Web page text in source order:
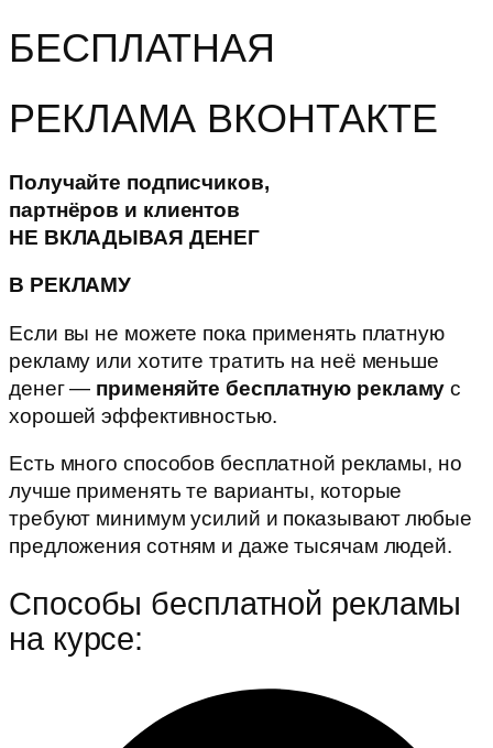
БЕСПЛАТНАЯ
РЕКЛАМА ВКОНТАКТЕ
Получайте подписчиков,
партнёров и клиентов
НЕ ВКЛАДЫВАЯ ДЕНЕГ
В РЕКЛАМУ
Если вы не можете пока применять платную
рекламу или хотите тратить на неё меньше
денег — применяйте бесплатную рекламу с
хорошей эффективностью.
Есть много способов бесплатной рекламы, но
лучше применять те варианты, которые
требуют минимум усилий и показывают любые
предложения сотням и даже тысячам людей.
Способы бесплатной рекламы
на курсе: